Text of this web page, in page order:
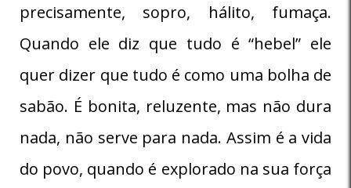
precisamente, sopro, hálito, fumaça.
Quando ele diz que tudo é “hebel” ele
quer dizer que tudo é como uma bolha de
sabão. É bonita, reluzente, mas não dura
nada, não serve para nada. Assim é a vida
do povo, quando é explorado na sua força